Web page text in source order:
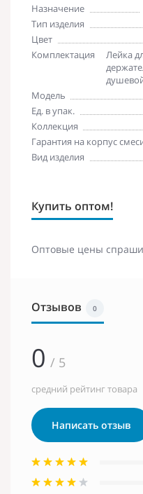
Назначение
Тип изделия
Цвет
Комплектация
Лейка
Модель
Ед. в упак.
Коллекция
Гарантия на корпус
Вид изделия
Купить оптом!
Оптовые цены
Отзывов 0
0 / 5
средний рейтинг товара
Написать отзыв